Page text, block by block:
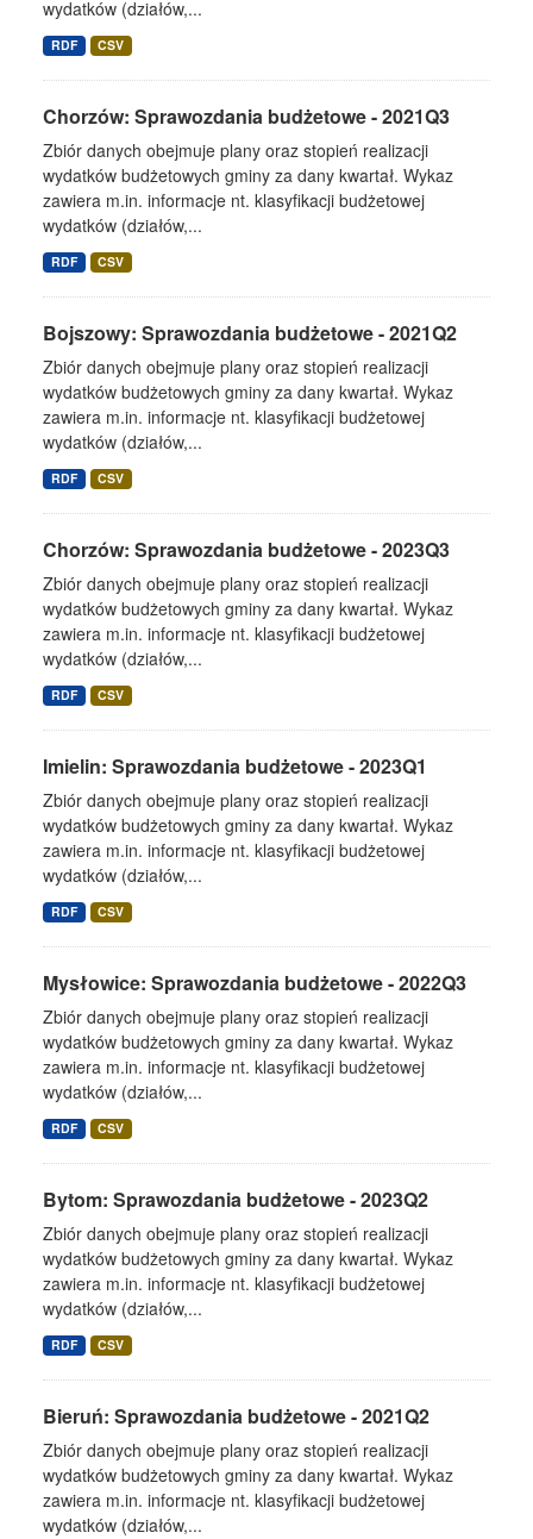
wydatków (działów,...
RDF CSV
Chorzów: Sprawozdania budżetowe - 2021Q3
Zbiór danych obejmuje plany oraz stopień realizacji
wydatków budżetowych gminy za dany kwartał. Wykaz
zawiera m.in. informacje nt. klasyfikacji budżetowej
wydatków (działów,...
RDF CSV
Bojszowy: Sprawozdania budżetowe - 2021Q2
Zbiór danych obejmuje plany oraz stopień realizacji
wydatków budżetowych gminy za dany kwartał. Wykaz
zawiera m.in. informacje nt. klasyfikacji budżetowej
wydatków (działów,...
RDF CSV
Chorzów: Sprawozdania budżetowe - 2023Q3
Zbiór danych obejmuje plany oraz stopień realizacji
wydatków budżetowych gminy za dany kwartał. Wykaz
zawiera m.in. informacje nt. klasyfikacji budżetowej
wydatków (działów,...
RDF CSV
Imielin: Sprawozdania budżetowe - 2023Q1
Zbiór danych obejmuje plany oraz stopień realizacji
wydatków budżetowych gminy za dany kwartał. Wykaz
zawiera m.in. informacje nt. klasyfikacji budżetowej
wydatków (działów,...
RDF CSV
Mysłowice: Sprawozdania budżetowe - 2022Q3
Zbiór danych obejmuje plany oraz stopień realizacji
wydatków budżetowych gminy za dany kwartał. Wykaz
zawiera m.in. informacje nt. klasyfikacji budżetowej
wydatków (działów,...
RDF CSV
Bytom: Sprawozdania budżetowe - 2023Q2
Zbiór danych obejmuje plany oraz stopień realizacji
wydatków budżetowych gminy za dany kwartał. Wykaz
zawiera m.in. informacje nt. klasyfikacji budżetowej
wydatków (działów,...
RDF CSV
Bieruń: Sprawozdania budżetowe - 2021Q2
Zbiór danych obejmuje plany oraz stopień realizacji
wydatków budżetowych gminy za dany kwartał. Wykaz
zawiera m.in. informacje nt. klasyfikacji budżetowej
wydatków (działów,...